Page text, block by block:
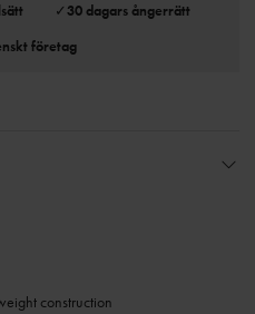
✓30 dagars ångerrätt
företag
construction